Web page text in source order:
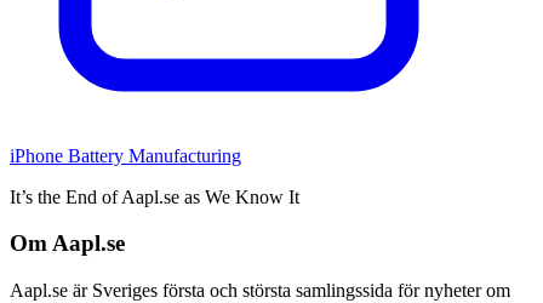
iPhone Battery Manufacturing
It’s the End of Aapl.se as We Know It
Om Aapl.se
Aapl.se är Sveriges första och största samlingssida för nyheter om